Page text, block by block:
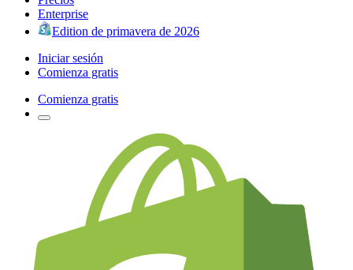
Enterprise
Edition de primavera de 2026
Iniciar sesión
Comienza gratis
Comienza gratis